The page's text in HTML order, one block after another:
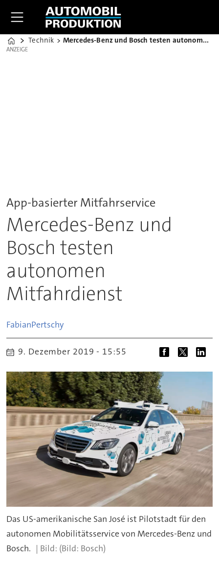
Home
Technik Mercedes-Benz und Bosch testen autonomen Mitfahrdienst
ANZEIGE
ANZEIGE
App-basierter Mitfahrservice
Mercedes-Benz und
Bosch testen
autonomen
Mitfahrdienst
FabianPertschy
9. Dezember 2019 - 15:55
Das US-amerikanische San José ist Pilotstadt für den
autonomen Mobilitätsservice von Mercedes-Benz und
Bosch.
(Bild: Bosch)